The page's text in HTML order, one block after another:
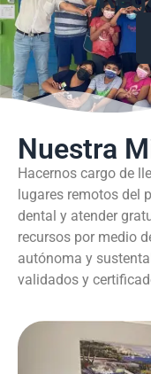
Nuestra
Hacernos cargo de
lugares remotos del
dental y atender
recursos por medio
autónoma y
validados y